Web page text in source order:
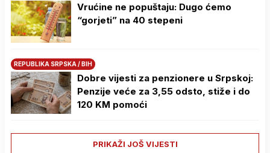
Vrućine ne popuštaju: Dugo ćemo
“gorjeti” na 40 stepeni
REPUBLIKA SRPSKA / BIH
Dobre vijesti za penzionere u Srpskoj:
Penzije veće za 3,55 odsto, stiže i do
120 KM pomoći
PRIKAŽI JOŠ VIJESTI